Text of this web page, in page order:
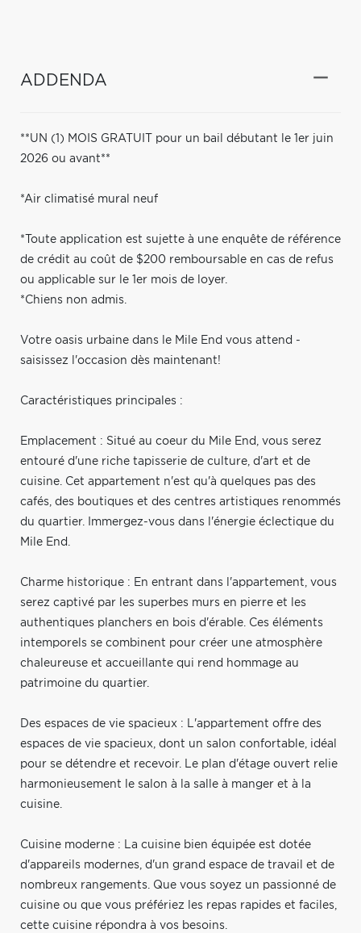
ADDENDA
**UN (1) MOIS GRATUIT pour un bail débutant le 1er juin
2026 ou avant**
*Air climatisé mural neuf
*Toute application est sujette à une enquête de référence
de crédit au coût de $200 remboursable en cas de refus
ou applicable sur le 1er mois de loyer.
*Chiens non admis.
Votre oasis urbaine dans le Mile End vous attend -
saisissez l'occasion dès maintenant!
Caractéristiques principales :
Emplacement : Situé au coeur du Mile End, vous serez
entouré d'une riche tapisserie de culture, d'art et de
cuisine. Cet appartement n'est qu'à quelques pas des
cafés, des boutiques et des centres artistiques renommés
du quartier. Immergez-vous dans l'énergie éclectique du
Mile End.
Charme historique : En entrant dans l'appartement, vous
serez captivé par les superbes murs en pierre et les
authentiques planchers en bois d'érable. Ces éléments
intemporels se combinent pour créer une atmosphère
chaleureuse et accueillante qui rend hommage au
patrimoine du quartier.
Des espaces de vie spacieux : L'appartement offre des
espaces de vie spacieux, dont un salon confortable, idéal
pour se détendre et recevoir. Le plan d'étage ouvert relie
harmonieusement le salon à la salle à manger et à la
cuisine.
Cuisine moderne : La cuisine bien équipée est dotée
d'appareils modernes, d'un grand espace de travail et de
nombreux rangements. Que vous soyez un passionné de
cuisine ou que vous préfériez les repas rapides et faciles,
cette cuisine répondra à vos besoins.